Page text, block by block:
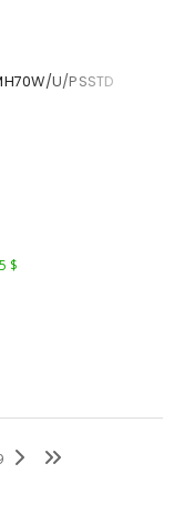
U/PSSTD
$